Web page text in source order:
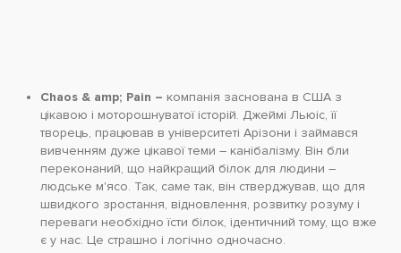
Chaos & amp; Pain – компанія заснована в США з
цікавою і моторошнуватої історій. Джеймі Льюіс, її
творець, працював в університеті Арізони і займався
вивченням дуже цікавої теми – канібалізму. Він бли
переконаний, що найкращий білок для людини –
людське м'ясо. Так, саме так, він стверджував, що для
швидкого зростання, відновлення, розвитку розуму і
переваги необхідно їсти білок, ідентичний тому, що вже
є у нас. Це страшно і логічно одночасно.